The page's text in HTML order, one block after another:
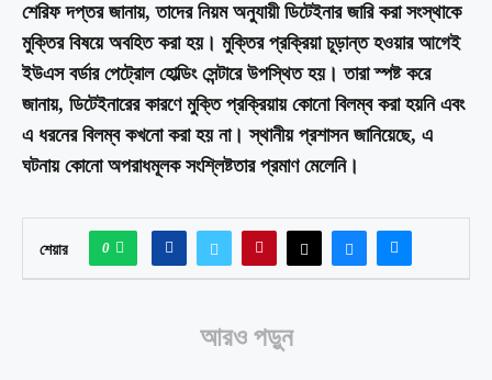
শেরিফ দপ্তর জানায়, তাদের নিয়ম অনুযায়ী ডিটেইনার জারি করা সংস্থাকে
মুক্তির বিষয়ে অবহিত করা হয়। মুক্তির প্রক্রিয়া চূড়ান্ত হওয়ার আগেই
ইউএস বর্ডার পেট্রোল হোল্ডিং সেন্টারে উপস্থিত হয়। তারা স্পষ্ট করে
জানায়, ডিটেইনারের কারণে মুক্তি প্রক্রিয়ায় কোনো বিলম্ব করা হয়নি এবং
এ ধরনের বিলম্ব কখনো করা হয় না। স্থানীয় প্রশাসন জানিয়েছে, এ
ঘটনায় কোনো অপরাধমূলক সংশ্লিষ্টতার প্রমাণ মেলেনি।
শেয়ার 0
আরও পড়ুন